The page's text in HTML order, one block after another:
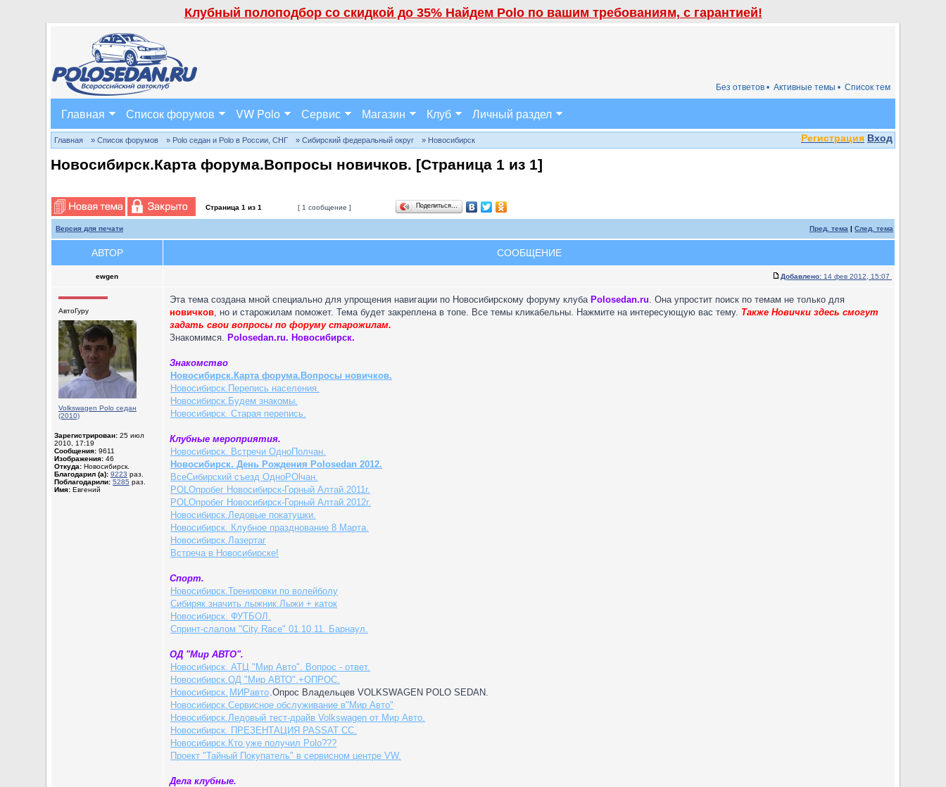
Клубный полоподбор со скидкой до 35% Найдем Polo по вашим требованиям, с гарантией!
Список тем
Активные темы •
Без ответов •
Главная Список форумов VW Polo Сервис Магазин Клуб Личный раздел
Регистрация Вход
Главная » Список форумов » Polo седан и Polo в России, СНГ » Сибирский федеральный округ » Новосибирск
Новосибирск.Карта форума.Вопросы новичков. [Страница 1 из 1]
Страница 1 из 1 [ 1 сообщение ] Поделиться…
Версия для печати Пред. тема | След. тема
АВТОР СООБЩЕНИЕ
ewgen Добавлено: 14 фев 2012, 15:07
АвтоГуру
Volkswagen Polo седан
(2010)
Зарегистрирован: 25 июл
2010, 17:19
Сообщения: 9611
Изображения: 46
Откуда: Новосибирск.
Благодарил (а): 9223 раз.
Поблагодарили: 5285 раз.
Имя: Евгений
Эта тема создана мной специально для упрощения навигации по Новосибирскому форуму клуба Polosedan.ru. Она упростит поиск по темам не только для
новичков, но и старожилам поможет. Тема будет закреплена в топе. Все темы кликабельны. Нажмите на интересующую вас тему. Также Новички здесь смогут
задать свои вопросы по форуму старожилам.
Знакомимся. Polosedan.ru. Новосибирск.
Знакомство
Новосибирск.Карта форума.Вопросы новичков.
Новосибирск.Перепись населения.
Новосибирск.Будем знакомы.
Новосибирск. Старая перепись.
Клубные мероприятия.
Новосибирск. Встречи ОдноПолчан.
Новосибирск. День Рождения Polosedan 2012.
ВсеСибирский съезд ОдноPOlчан.
POLOпробег Новосибирск-Горный Алтай.2011г.
POLOпробег Новосибирск-Горный Алтай.2012г.
Новосибирск.Ледовые покатушки.
Новосибирск. Клубное празднование 8 Марта.
Новосибирск.Лазертаг
Встреча в Новосибирске!
Спорт.
Новосибирск.Тренировки по волейболу
Сибиряк.значить лыжник.Лыжи + каток
Новосибирск. ФУТБОЛ.
Спринт-слалом "City Race" 01.10.11. Барнаул.
ОД "Мир АВТО".
Новосибирск. АТЦ "Мир Авто". Вопрос - ответ.
Новосибирск.ОД "Мир АВТО".+ОПРОС.
Новосибирск. МИРавто.Опрос Владельцев VOLKSWAGEN POLO SEDAN.
Новосибирск.Сервисное обслуживание в"Мир Авто"
Новосибирск.Ледовый тест-драйв Volkswagen от Мир Авто.
Новосибирск. ПРЕЗЕНТАЦИЯ PASSAT CC.
Новосибирск.Кто уже получил Polo???
Проект "Тайный Покупатель" в сервисном центре VW.
Дела клубные.